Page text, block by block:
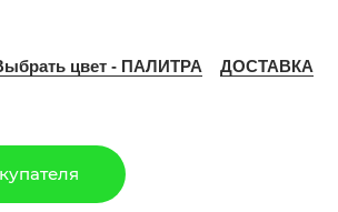
цвет - ПАЛИТРА
ДОСТАВКА